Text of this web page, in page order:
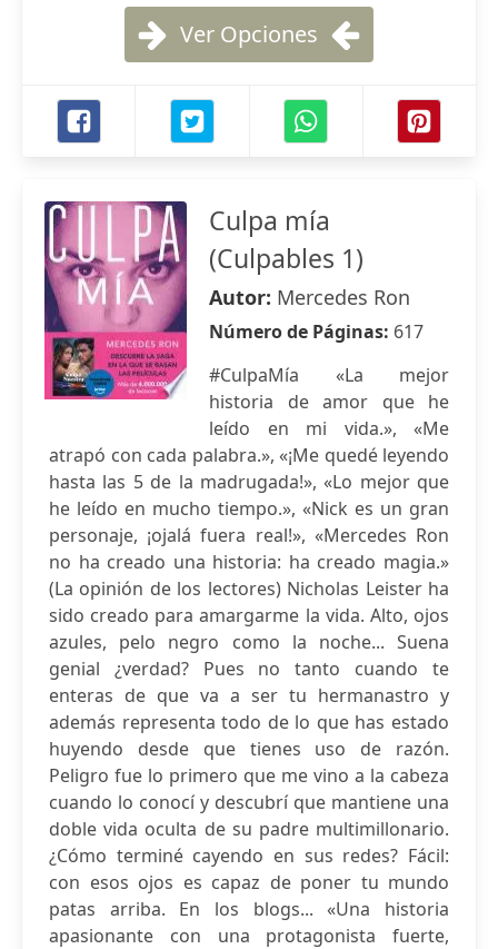
Ver Opciones
Culpa mía
(Culpables 1)
Autor: Mercedes Ron
Número de Páginas: 617
#CulpaMía «La mejor
historia de amor que he
leído en mi vida.», «Me
atrapó con cada palabra.», «¡Me quedé leyendo
hasta las 5 de la madrugada!», «Lo mejor que
he leído en mucho tiempo.», «Nick es un gran
personaje, ¡ojalá fuera real!», «Mercedes Ron
no ha creado una historia: ha creado magia.»
(La opinión de los lectores) Nicholas Leister ha
sido creado para amargarme la vida. Alto, ojos
azules, pelo negro como la noche... Suena
genial ¿verdad? Pues no tanto cuando te
enteras de que va a ser tu hermanastro y
además representa todo de lo que has estado
huyendo desde que tienes uso de razón.
Peligro fue lo primero que me vino a la cabeza
cuando lo conocí y descubrí que mantiene una
doble vida oculta de su padre multimillonario.
¿Cómo terminé cayendo en sus redes? Fácil:
con esos ojos es capaz de poner tu mundo
patas arriba. En los blogs... «Una historia
apasionante con una protagonista fuerte,